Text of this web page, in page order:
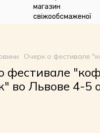
Очерк о фестивале
фестивале
во Львове 4-5